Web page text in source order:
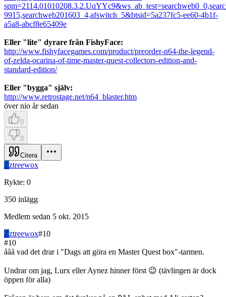
9915,searchweb201603_4,afswitch_5&btsid=5a237fc5-ee60-4b1f-
a5a8-abcf8e65409e
Eller "lite" dyrare från FishyFace:
http://www.fishyfacegames.com/product/preorder-n64-the-legend-
of-zelda-ocarina-of-time-master-quest-collectors-edition-and-
standard-edition/
Eller "bygga" själv:
http://www.retrostage.net/n64_blaster.htm
över nio år sedan
0
0
Citera
Zztreewox
Rykte: 0
350 inlägg
Medlem sedan 5 okt. 2015
Zztreewox#10
#10
ååå vad det drar i "Dags att göra en Master Quest box"-tarmen.
Undrar om jag, Lurx eller Aynez hinner först 😉 (tävlingen är dock
öppen för alla)